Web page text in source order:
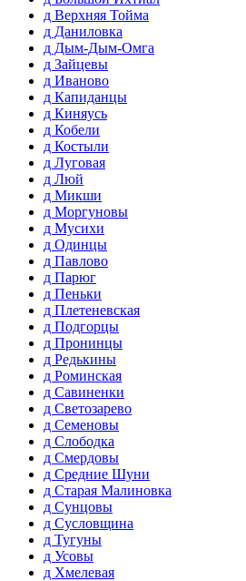
д Верхняя Тойма
д Даниловка
д Дым-Дым-Омга
д Зайцевы
д Иваново
д Капиданцы
д Киняусь
д Кобели
д Костыли
д Луговая
д Люй
д Микши
д Моргуновы
д Мусихи
д Одинцы
д Павлово
д Парюг
д Пеньки
д Плетеневская
д Подгорцы
д Пронинцы
д Редькины
д Роминская
д Савиненки
д Светозарево
д Семеновы
д Слободка
д Смердовы
д Средние Шуни
д Старая Малиновка
д Сунцовы
д Сусловщина
д Тугуны
д Усовы
д Хмелевая